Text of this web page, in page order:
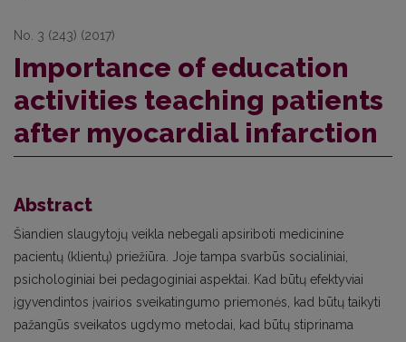
No. 3 (243) (2017)
Importance of education
activities teaching patients
after myocardial infarction
Abstract
Šiandien slaugytojų veikla nebegali apsiriboti medicinine
pacientų (klientų) priežiūra. Joje tampa svarbūs socialiniai,
psichologiniai bei pedagoginiai aspektai. Kad būtų efektyviai
įgyvendintos įvairios sveikatingumo priemonės, kad būtų taikyti
pažangūs sveikatos ugdymo metodai, kad būtų stiprinama